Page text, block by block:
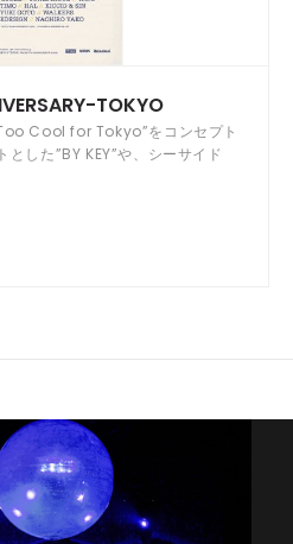
TOKYO
Cool for Tokyo”をコンセプト
した”BY KEY”や、シーサイド
ームである WOMB で 6th